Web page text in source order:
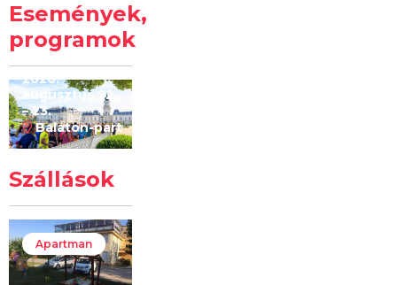
Események,
programok
Kilóméterek
2026
2026.
augusztus 22
– 23.
Balaton-part
Szállások
Apartman